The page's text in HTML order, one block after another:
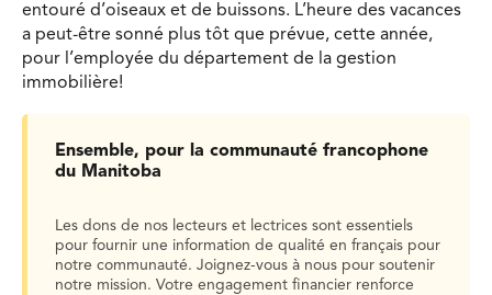
entouré d’oiseaux et de buissons. L’heure des vacances
a peut-être sonné plus tôt que prévue, cette année,
pour l’employée du département de la gestion
immobilière!
Ensemble, pour la communauté francophone
du Manitoba
Les dons de nos lecteurs et lectrices sont essentiels
pour fournir une information de qualité en français pour
notre communauté. Joignez-vous à nous pour soutenir
notre mission. Votre engagement financier renforce